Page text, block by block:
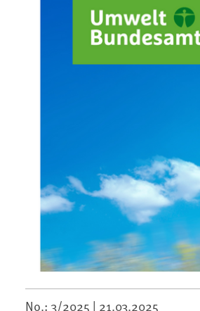
No.: 3/2025 | 21.03.2025